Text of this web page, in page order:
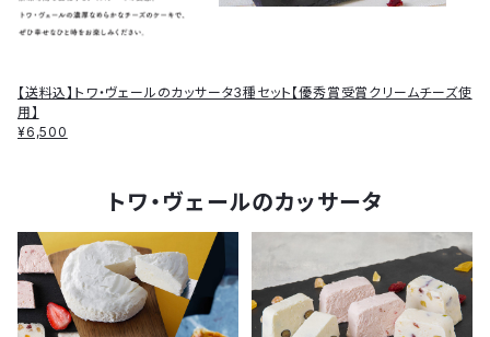
【送料込】トワ・ヴェールのカッサータ3種セット【優秀賞受賞クリームチーズ使
用】
¥6,500
トワ・ヴェールのカッサータ